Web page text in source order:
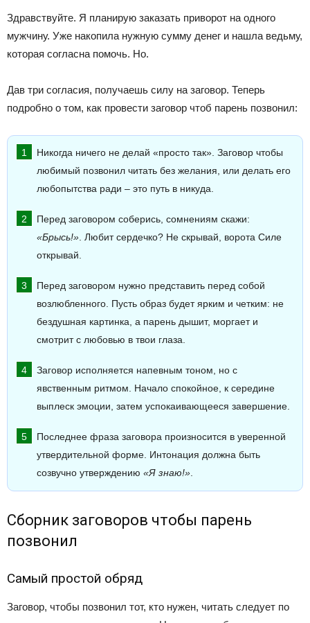
Здравствуйте. Я планирую заказать приворот на одного
мужчину. Уже накопила нужную сумму денег и нашла ведьму,
которая согласна помочь. Но.
Дав три согласия, получаешь силу на заговор. Теперь
подробно о том, как провести заговор чтоб парень позвонил:
Никогда ничего не делай «просто так». Заговор чтобы
любимый позвонил читать без желания, или делать его
любопытства ради – это путь в никуда.
Перед заговором соберись, сомнениям скажи:
«Брысь!» . Любит сердечко? Не скрывай, ворота Силе
открывай.
Перед заговором нужно представить перед собой
возлюбленного. Пусть образ будет ярким и четким: не
бездушная картинка, а парень дышит, моргает и
смотрит с любовью в твои глаза.
Заговор исполняется напевным тоном, но с
явственным ритмом. Начало спокойное, к середине
выплеск эмоции, затем успокаивающееся завершение.
Последнее фраза заговора произносится в уверенной
утвердительной форме. Интонация должна быть
созвучно утверждению «Я знаю!»
Сборник заговоров чтобы парень
позвонил
Самый простой обряд
Заговор, чтобы позвонил тот, кто нужен, читать следует по